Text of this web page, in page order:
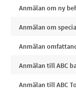
Anmälan om ny
Anmälan om
Anmälan
Anmälan till ABC
Anmälan till ABC